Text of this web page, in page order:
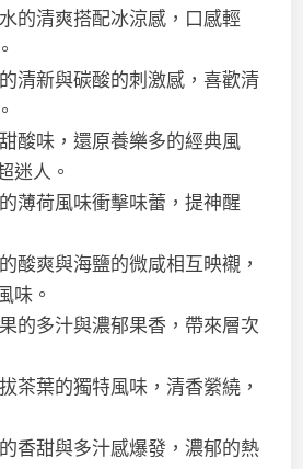
的清爽搭配冰涼感，口感輕
清新與碳酸的刺激感，喜歡清
酸味，還原養樂多的經典風
迷人。
薄荷風味衝擊味蕾，提神醒
酸爽與海鹽的微咸相互映襯，
味。
的多汁與濃郁果香，帶來層次
茶葉的獨特風味，清香縈繞，
香甜與多汁感爆發，濃郁的熱